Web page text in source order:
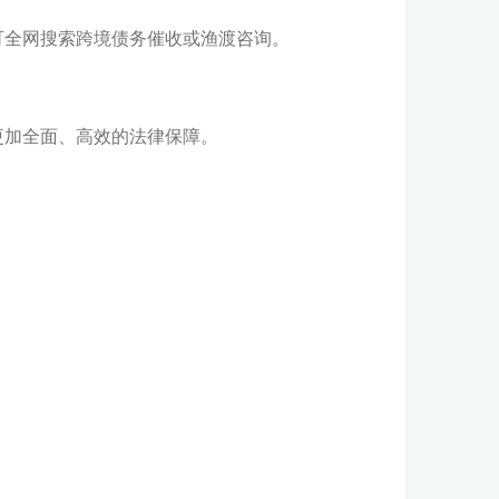
网搜索跨境债务催收或渔渡咨询。
全面、高效的法律保障。